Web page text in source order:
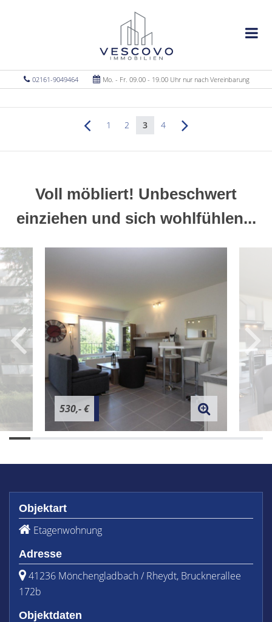
02161-9049464 Mo. - Fr. 09.00 - 19.00 Uhr nur nach Vereinbarung
1 2 3 4
Voll möbliert! Unbeschwert
einziehen und sich wohlfühlen...
530,- €
Objektart
Etagenwohnung
Adresse
41236 Mönchengladbach / Rheydt, Brucknerallee
172b
Objektdaten